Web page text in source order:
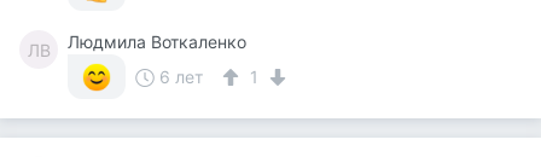
ЛВ
Людмила Воткаленко
6 лет
1